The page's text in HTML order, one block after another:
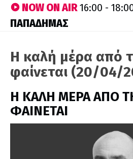
NOW ON AIR16:00 -
ΠΑΠΑΔΗΜΑΣ
Η καλή μέρα από
φαίνεται (20/04/
H ΚΑΛΗ ΜΕΡΑ ΑΠΟ
ΦΑΙΝΕΤΑΙ